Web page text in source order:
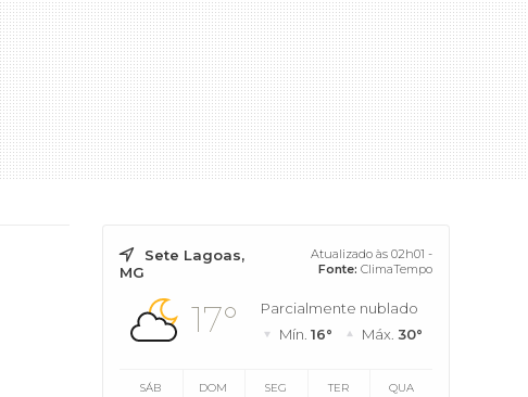
Sete Lagoas,
MG
Atualizado às 02h01 -
Fonte: ClimaTempo
17°
Parcialmente nublado
Mín. 16° Máx. 30°
SÁB DOM SEG TER QUA